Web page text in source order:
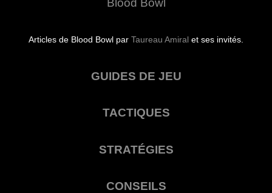
Blood Bowl
Articles de Blood Bowl par Taureau Amiral et ses invités.
GUIDES DE JEU
TACTIQUES
STRATÉGIES
CONSEILS